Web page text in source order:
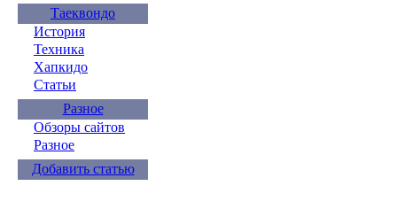
Таеквондо
История
Техника
Хапкидо
Статьи
Разное
Обзоры сайтов
Разное
Добавить статью